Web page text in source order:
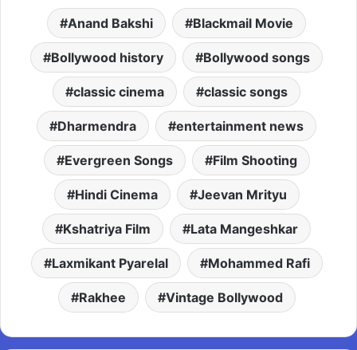
Anand Bakshi Blackmail Movie
Bollywood history Bollywood songs
classic cinema classic songs
Dharmendra entertainment news
Evergreen Songs Film Shooting
Hindi Cinema Jeevan Mrityu
Kshatriya Film Lata Mangeshkar
Laxmikant Pyarelal Mohammed Rafi
Rakhee Vintage Bollywood